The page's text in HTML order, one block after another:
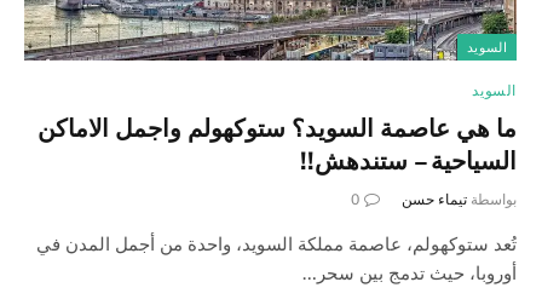
السويد
السويد
ما هي عاصمة السويد؟ ستوكهولم واجمل الاماكن
السياحية – ستندهش!!
بواسطة تيماء حسن 0
تُعد ستوكهولم، عاصمة مملكة السويد، واحدة من أجمل المدن في
أوروبا، حيث تدمج بين سحر…